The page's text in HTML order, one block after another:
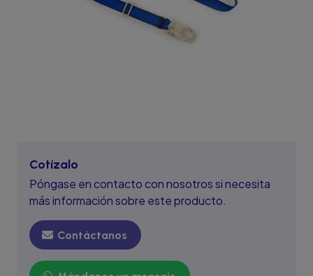
Cotízalo
Póngase en contacto con nosotros si necesita
más información sobre este producto.
Contáctanos